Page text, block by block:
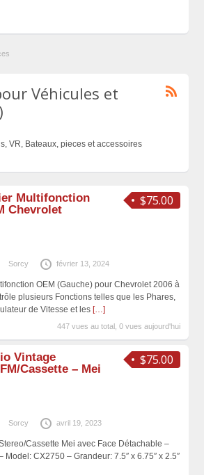
Véhicules et
VR, Bateaux, pieces et accessoires
$75.00
Multifonction
Chevrolet
Sorcy février 13, 2024
OEM (Gauche) pour Chevrolet 2006 à
plusieurs Fonctions telles que les Phares,
de Vitesse et les […]
447 vues au total, 0 vues aujourd'hui
$75.00
Vintage
Cassette – Mei
Sorcy avril 19, 2023
Cassette Mei avec Face Détachable –
Model: CX2750 – Grandeur: 7.5″ x 6.75″ x 2.5″